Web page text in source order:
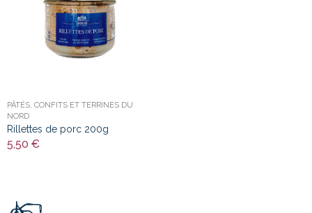
PÂTÉS, CONFITS ET TERRINES DU
NORD
Rillettes de porc 200g
5,50 €